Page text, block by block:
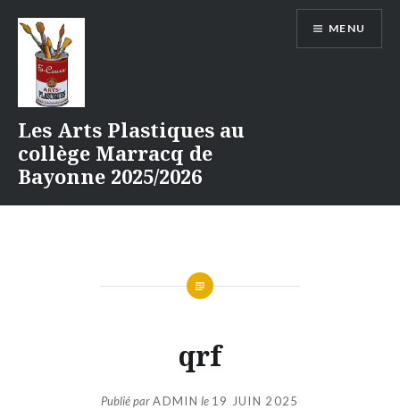
contenu
Les Arts Plastiques au
collège Marracq de
Bayonne 2025/2026
MENU
qrf
Publié parADMIN le 19 JUIN 2025